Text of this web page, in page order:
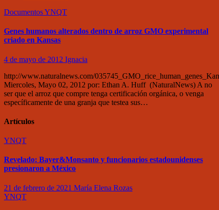
DocumentosYNQT
Genes humanos alterados dentro de arroz GMO experimental
criado en Kansas
4 de mayo de 2012 Ignacia
http://www.naturalnews.com/
Miercoles, Mayo 02, 2012 por: Ethan A. Huff (NaturalNews) A no
ser que el arroz que compre tenga certificación orgánica, o venga
específicamente de una granja que testea sus…
Artículos
YNQT
Revelado: Bayer&Monsanto y funcionarios estadounidenses
presionaron a México
21 de febrero de 2021 María Elena Rozas
YNQT